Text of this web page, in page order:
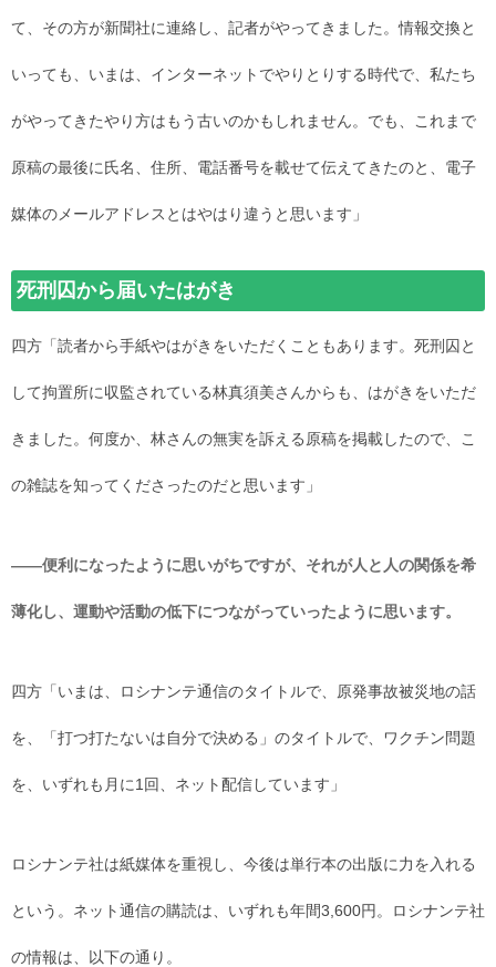
て、その方が新聞社に連絡し、記者がやってきました。情報交換と
いっても、いまは、インターネットでやりとりする時代で、私たち
がやってきたやり方はもう古いのかもしれません。でも、これまで
原稿の最後に氏名、住所、電話番号を載せて伝えてきたのと、電子
媒体のメールアドレスとはやはり違うと思います」
死刑囚から届いたはがき
四方「読者から手紙やはがきをいただくこともあります。死刑囚と
して拘置所に収監されている林真須美さんからも、はがきをいただ
きました。何度か、林さんの無実を訴える原稿を掲載したので、こ
の雑誌を知ってくださったのだと思います」
――便利になったように思いがちですが、それが人と人の関係を希
薄化し、運動や活動の低下につながっていったように思います。
四方「いまは、ロシナンテ通信のタイトルで、原発事故被災地の話
を、「打つ打たないは自分で決める」のタイトルで、ワクチン問題
を、いずれも月に1回、ネット配信しています」
ロシナンテ社は紙媒体を重視し、今後は単行本の出版に力を入れる
という。ネット通信の購読は、いずれも年間3,600円。ロシナンテ社
の情報は、以下の通り。